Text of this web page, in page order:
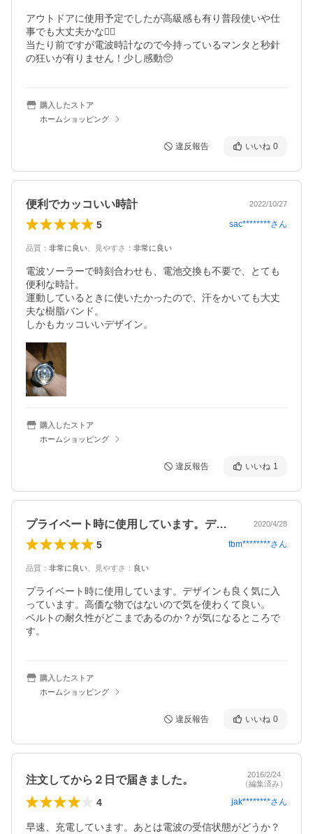
アウトドアに使用予定でしたが高級感も有り普段使いや仕
事でも大丈夫かな🙆‍♀️
当たり前ですが電波時計なので今持っているマンタと秒針
の狂いが有りません！少し感動🥺
購入したストア
ホームショッピング
違反報告 いいね 0
便利でカッコいい時計 2022/10/27
5 sac********さん
品質 ： 非常に良い 見やすさ ： 非常に良い
電波ソーラーで時刻合わせも、電池交換も不要で、とても
便利な時計。
運動しているときに使いたかったので、汗をかいても大丈
夫な樹脂バンド。
しかもカッコいいデザイン。
購入したストア
ホームショッピング
違反報告 いいね 1
プライベート時に使用しています。デザイ… 2020/4/28
5 tbm********さん
品質 ： 非常に良い 見やすさ ： 良い
プライベート時に使用しています。デザインも良く気に入
っています。高価な物ではないので気を使わくて良い。
ベルトの耐久性がどこまであるのか？が気になるところで
す。
購入したストア
ホームショッピング
違反報告 いいね 0
注文してから２日で届きました。
2016/2/24
（編集済み）
4 jak********さん
早速、充電しています。あとは電波の受信状態がどうか？